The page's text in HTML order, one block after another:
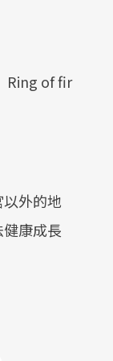
Ring of fir
外的地
康成長